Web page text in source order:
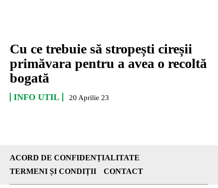
Cu ce trebuie să stropești cireșii
primăvara pentru a avea o recoltă
bogată
INFO UTIL 20 Aprilie 23
ACORD DE CONFIDENȚIALITATE
TERMENI ȘI CONDIȚII
CONTACT